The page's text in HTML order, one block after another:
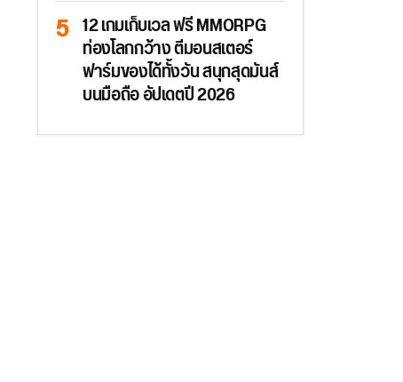
12 เกมเก็บเวล ฟรี MMORPG
ท่องโลกกว้าง ตีมอนสเตอร์
ฟาร์มของได้ทั้งวัน สนุกสุดมันส์
บนมือถือ อัปเดตปี 2026